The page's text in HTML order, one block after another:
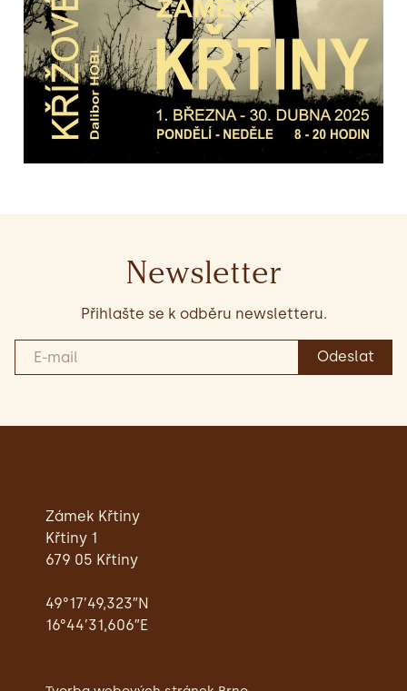
Newsletter
Přihlašte se k odběru newsletteru.
Zámek Křtiny
Křtiny 1
679 05 Křtiny
49°17’49,323″N
16°44’31,606″E